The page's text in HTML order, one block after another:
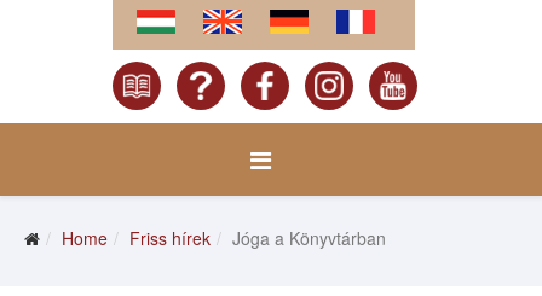
Home Friss hírek Jóga a Könyvtárban